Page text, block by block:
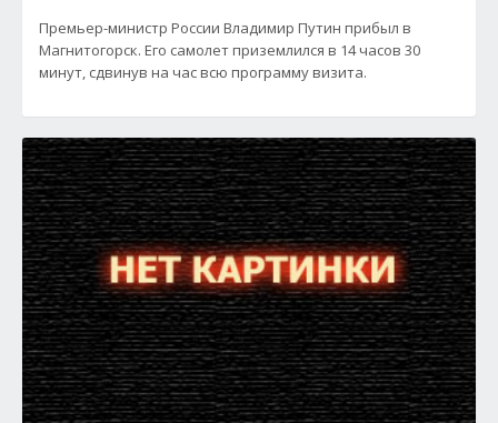
Премьер-министр России Владимир Путин прибыл в
Магнитогорск. Его самолет приземлился в 14 часов 30
минут, сдвинув на час всю программу визита.